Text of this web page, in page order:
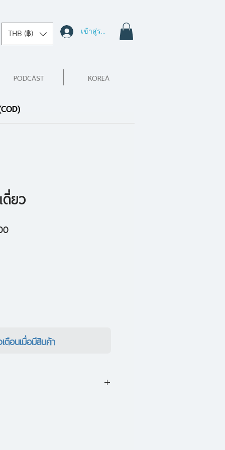
THB (฿) เข้าสู่ระบบ
PODCAST KOREA
ยว
ราคา
ตือนเมื่อมีสินค้า